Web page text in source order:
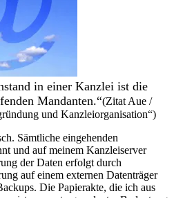
in einer Kanzlei ist die
Mandanten.“(Zitat Aue /
und Kanzleiorganisation“)
Sämtliche eingehenden
und auf meinem Kanzleiserver
der Daten erfolgt durch
auf einem externen Datenträger
Die Papierakte, die ich aus